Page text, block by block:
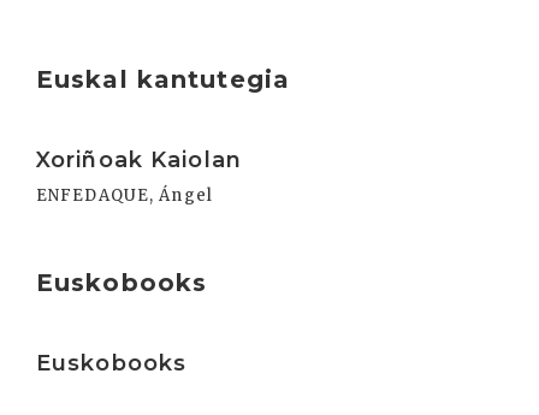
Euskal kantutegia
Xoriñoak Kaiolan
ENFEDAQUE, Ángel
Euskobooks
Euskobooks